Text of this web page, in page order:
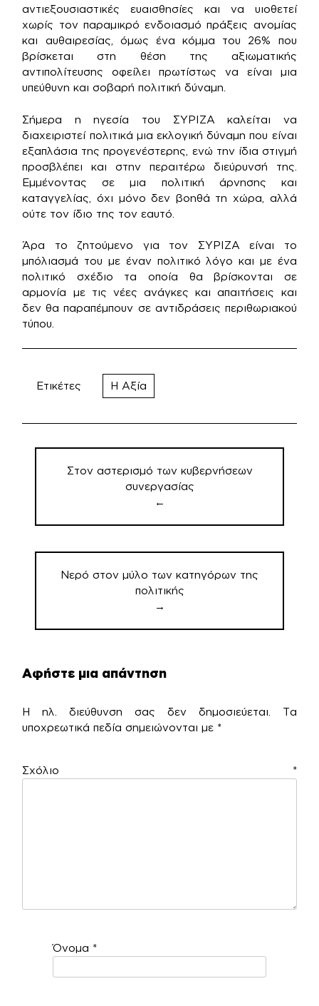
αντιεξουσιαστικές ευαισθησίες και να υιοθετεί
χωρίς τον παραμικρό ενδοιασμό πράξεις ανομίας
και αυθαιρεσίας, όμως ένα κόμμα του 26% που
βρίσκεται στη θέση της αξιωματικής
αντιπολίτευσης οφείλει πρωτίστως να είναι μια
υπεύθυνη και σοβαρή πολιτική δύναμη.
Σήμερα η ηγεσία του ΣΥΡΙΖΑ καλείται να
διαχειριστεί πολιτικά μια εκλογική δύναμη που είναι
εξαπλάσια της προγενέστερης, ενώ την ίδια στιγμή
προσβλέπει και στην περαιτέρω διεύρυνσή της.
Εμμένοντας σε μια πολιτική άρνησης και
καταγγελίας, όχι μόνο δεν βοηθά τη χώρα, αλλά
ούτε τον ίδιο της τον εαυτό.
Άρα το ζητούμενο για τον ΣΥΡΙΖΑ είναι το
μπόλιασμά του με έναν πολιτικό λόγο και με ένα
πολιτικό σχέδιο τα οποία θα βρίσκονται σε
αρμονία με τις νέες ανάγκες και απαιτήσεις και
δεν θα παραπέμπουν σε αντιδράσεις περιθωριακού
τύπου.
Ετικέτες Η Αξία
Πλοήγηση
άρθρωνΣτον αστερισμό των κυβερνήσεων
συνεργασίας
←
Νερό στον μύλο των κατηγόρων της
πολιτικής
→
Αφήστε μια απάντηση
Η ηλ. διεύθυνση σας δεν δημοσιεύεται.
Τα
υποχρεωτικά πεδία σημειώνονται με *
Σχόλιο *
Όνομα *